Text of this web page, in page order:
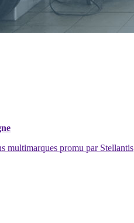
multimarques promu par Stellantis